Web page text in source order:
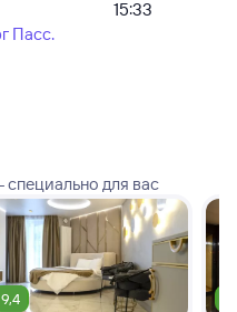
Пасс.
15:33
для вас
9,4